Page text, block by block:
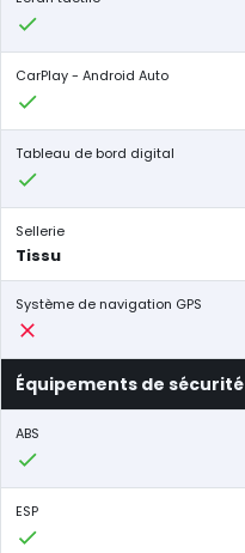
CarPlay - Android Auto
Tableau de bord digital
Sellerie
Tissu
Système de navigation GPS
Équipements de sécurité
ABS
ESP